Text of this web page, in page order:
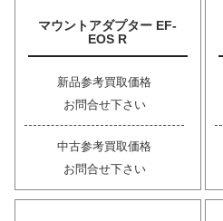
マウントアダプター EF-
EOS R
新品参考買取価格
お問合せ下さい
中古参考買取価格
お問合せ下さい